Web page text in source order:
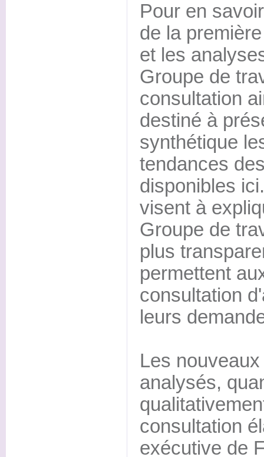
Pour en
de la
et les
Groupe de
consultation
destiné à
synthétique
tendances
disponibles
visent à
Groupe de
plus
permettent
consultation
leurs
Les
analysés,
consultation
exécutive de